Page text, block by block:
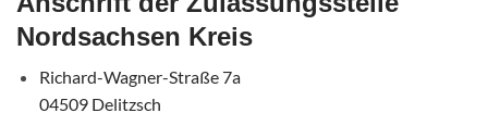
Nordsachsen Kreis
Richard-Wagner-Straße 7a
04509 Delitzsch